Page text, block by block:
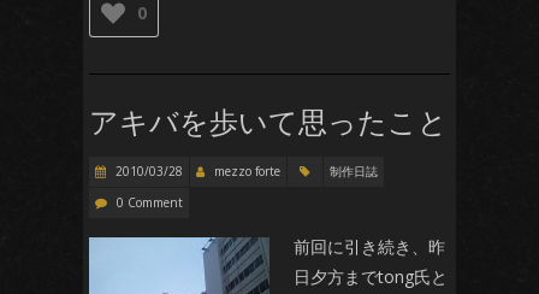
0
アキバを歩いて思ったこと
2010/03/28 mezzo forte
制作日誌
0 Comment
前回に引き続き、昨
日夕方までtong氏と